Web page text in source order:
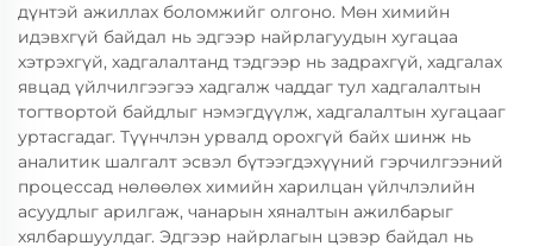
дүнтэй ажиллах боломжийг олгоно. Мөн химийн
идэвхгүй байдал нь эдгээр найрлагуудын хугацаа
хэтрэхгүй, хадгалалтанд тэдгээр нь задрахгүй, хадгалах
явцад үйлчилгээгээ хадгалж чаддаг тул хадгалалтын
тогтвортой байдлыг нэмэгдүүлж, хадгалалтын хугацааг
уртасгадаг. Түүнчлэн урвалд орохгүй байх шинж нь
аналитик шалгалт эсвэл бүтээгдэхүүний гэрчилгээний
процессад нөлөөлөх химийн харилцан үйлчлэлийн
асуудлыг арилгаж, чанарын хяналтын ажилбарыг
хялбаршуулдаг. Эдгээр найрлагын цэвэр байдал нь